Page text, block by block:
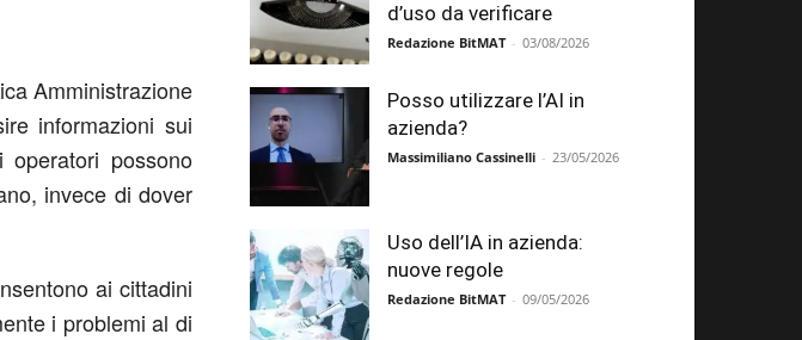
Amministrazione
informazioni sui
possono
invece di dover
ai cittadini
i problemi al di
d’uso da verificare
Redazione BitMAT - 03/08/2026
Posso utilizzare l’AI in
azienda?
Massimiliano Cassinelli - 23/05/2026
Uso dell’IA in azienda:
nuove regole
Redazione BitMAT - 09/05/2026